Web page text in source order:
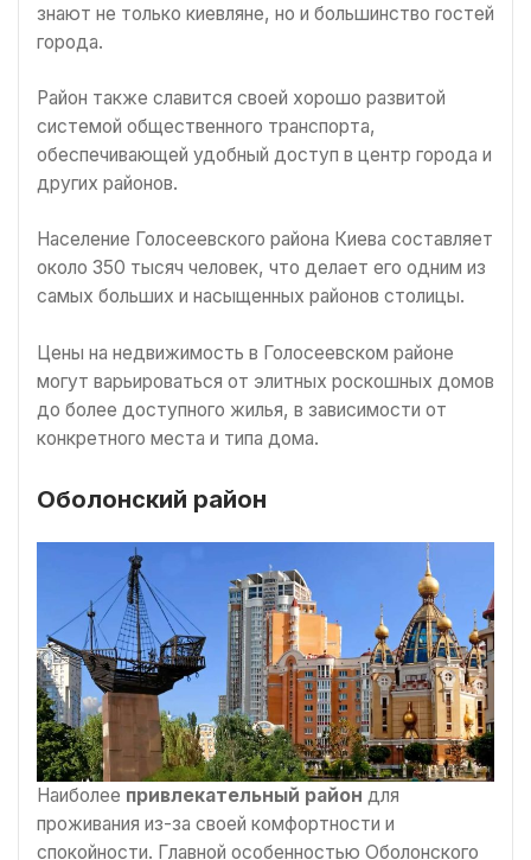
знают не только киевляне, но и большинство гостей
города.
Район также славится своей хорошо развитой
системой общественного транспорта,
обеспечивающей удобный доступ в центр города и
других районов.
Население Голосеевского района Киева составляет
около 350 тысяч человек, что делает его одним из
самых больших и насыщенных районов столицы.
Цены на недвижимость в Голосеевском районе
могут варьироваться от элитных роскошных домов
до более доступного жилья, в зависимости от
конкретного места и типа дома.
Оболонский район
Наиболее привлекательный район для
проживания из-за своей комфортности и
спокойности. Главной особенностью Оболонского